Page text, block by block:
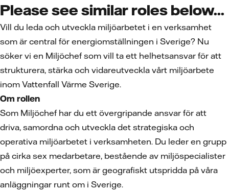
Please see similar roles below...
Vill du leda och utveckla miljöarbetet i en verksamhet
som är central för energiomställningen i Sverige? Nu
söker vi en Miljöchef som vill ta ett helhetsansvar för att
strukturera, stärka och vidareutveckla vårt miljöarbete
inom Vattenfall Värme Sverige.
Om rollen
Som Miljöchef har du ett övergripande ansvar för att
driva, samordna och utveckla det strategiska och
operativa miljöarbetet i verksamheten. Du leder en grupp
på cirka sex medarbetare, bestående av miljöspecialister
och miljöexperter, som är geografiskt utspridda på våra
anläggningar runt om i Sverige.